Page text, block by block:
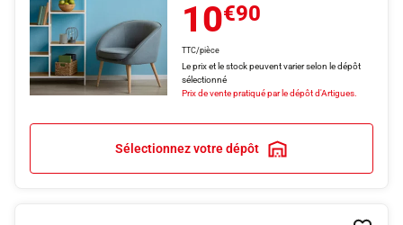
10€90
TTC/pièce
Le prix et le stock peuvent varier selon le dépôt
sélectionné
Prix de vente pratiqué par le dépôt d'Artigues.
Sélectionnez votre dépôt